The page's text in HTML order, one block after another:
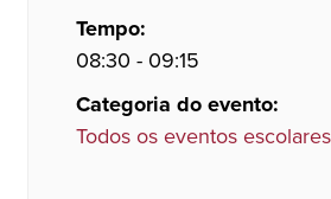
Tempo:
08:30 - 09:15
Categoria do evento:
Todos os eventos escolares